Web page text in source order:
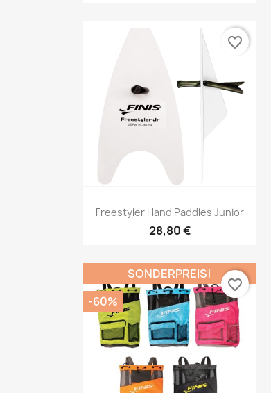
Vorschau
Freestyler Hand Paddles Junior
28,80 €
favorite_border
SONDERPREIS!
-60%
favorite_border